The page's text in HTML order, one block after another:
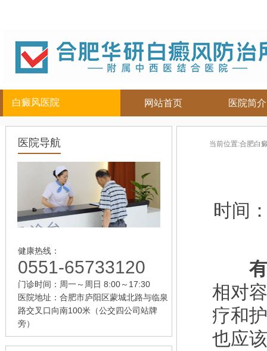
白癜风医院
儿童
女性
老年
胸背部
手部
白癜风常识
网站首页 医院简介
医院导航
健康热线：
0551-65733120
门诊时间：周一～周日 8:00～17:30
医院地址：合肥市庐阳区蒙城北路与临泉
路交叉口向南100米（公交四公司站牌
旁）
当前位置:合肥白
时间
相对
疗和
也应